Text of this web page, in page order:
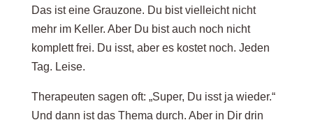
Das ist eine Grauzone. Du bist vielleicht nicht
mehr im Keller. Aber Du bist auch noch nicht
komplett frei. Du isst, aber es kostet noch. Jeden
Tag. Leise.
Therapeuten sagen oft: „Super, Du isst ja wieder.“
Und dann ist das Thema durch. Aber in Dir drin